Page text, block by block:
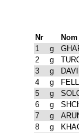
Nr
Nom
1
g
2
g
3
g
4
g
5
g
6
g
7
g
8
g